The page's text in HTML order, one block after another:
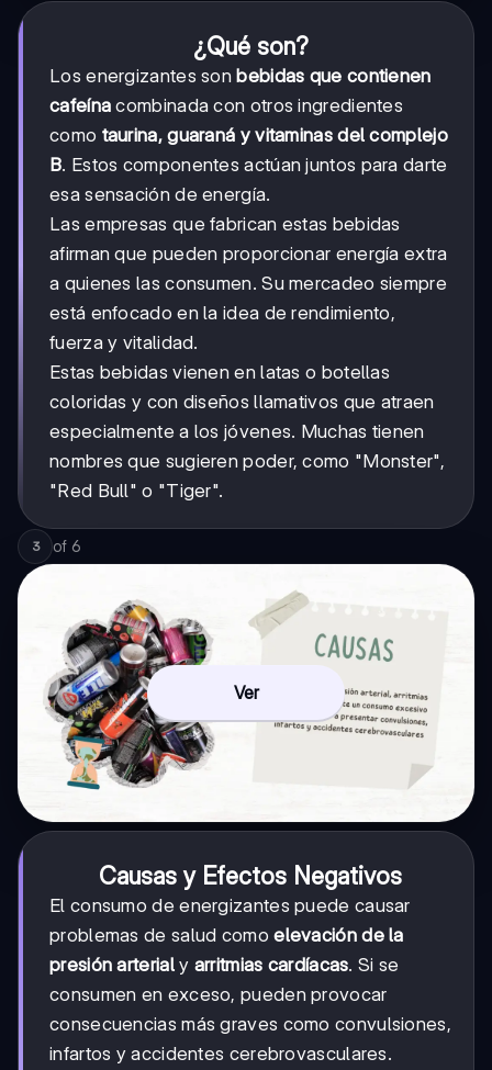
¿Qué son?
Los energizantes son bebidas que contienen
cafeína combinada con otros ingredientes
como taurina, guaraná y vitaminas del complejo
B. Estos componentes actúan juntos para darte
esa sensación de energía.
Las empresas que fabrican estas bebidas
afirman que pueden proporcionar energía extra
a quienes las consumen. Su mercadeo siempre
está enfocado en la idea de rendimiento,
fuerza y vitalidad.
Estas bebidas vienen en latas o botellas
coloridas y con diseños llamativos que atraen
especialmente a los jóvenes. Muchas tienen
nombres que sugieren poder, como "Monster",
"Red Bull" o "Tiger".
3 of 6
Ver
Causas y Efectos Negativos
El consumo de energizantes puede causar
problemas de salud comoelevación de la
presión arterialy arritmias cardíacas. Si se
consumen en exceso, pueden provocar
consecuencias más graves como convulsiones,
infartos y accidentes cerebrovasculares.